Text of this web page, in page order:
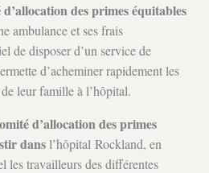
des primes équitables
ambulance et ses frais
de disposer d’un service de
d’acheminer rapidement les
leur famille à l’hôpital.
d’allocation des primes
dansl’hôpital Rockland, en
les travailleurs des différentes